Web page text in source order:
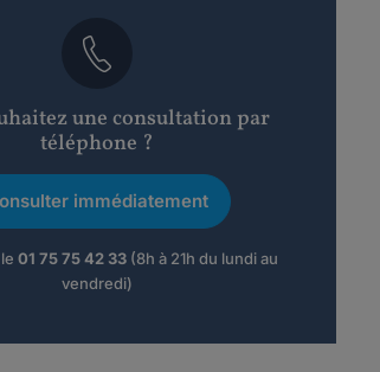
une consultation par
téléphone ?
immédiatement
01 75 75 42 33(8h à 21h du lundi au
vendredi)